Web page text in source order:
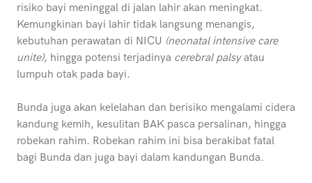
risiko bayi meninggal di jalan lahir akan meningkat.
Kemungkinan bayi lahir tidak langsung menangis,
kebutuhan perawatan di NICU (neonatal intensive care
unite), hingga potensi terjadinya cerebral palsyatau
lumpuh otak pada bayi.
Bunda juga akan kelelahan dan berisiko mengalami cidera
kandung kemih, kesulitan BAK pasca persalinan, hingga
robekan rahim. Robekan rahim ini bisa berakibat fatal
bagi Bunda dan juga bayi dalam kandungan Bunda.